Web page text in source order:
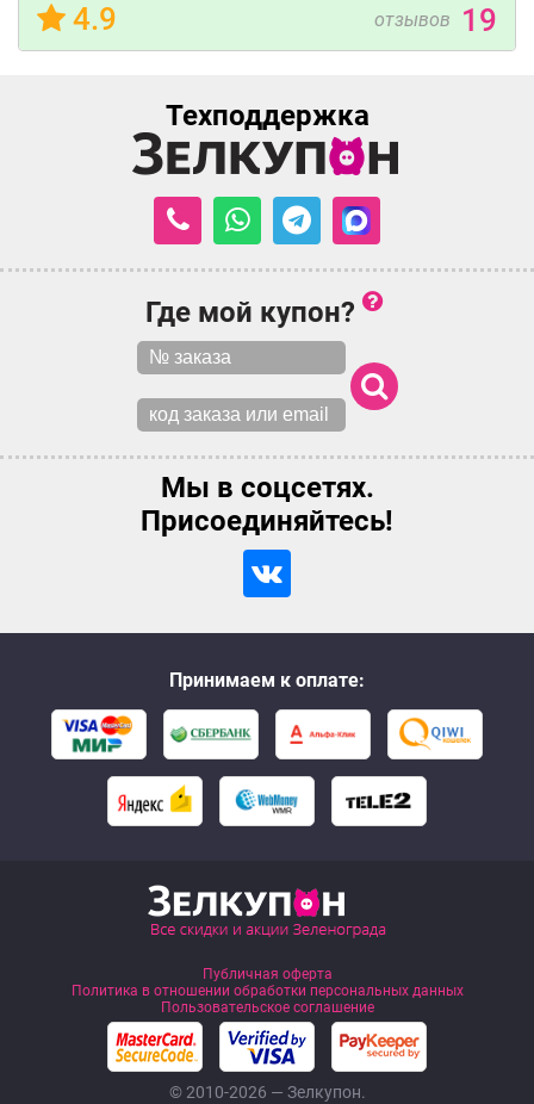
4.9 отзывов 19
Техподдержка
Где мой купон?
Мы в соцсетях.
Присоединяйтесь!
Принимаем к оплате:
Публичная оферта
Политика в отношении обработки персональных данных
Пользовательское соглашение
© 2010-2026 — Зелкупон.